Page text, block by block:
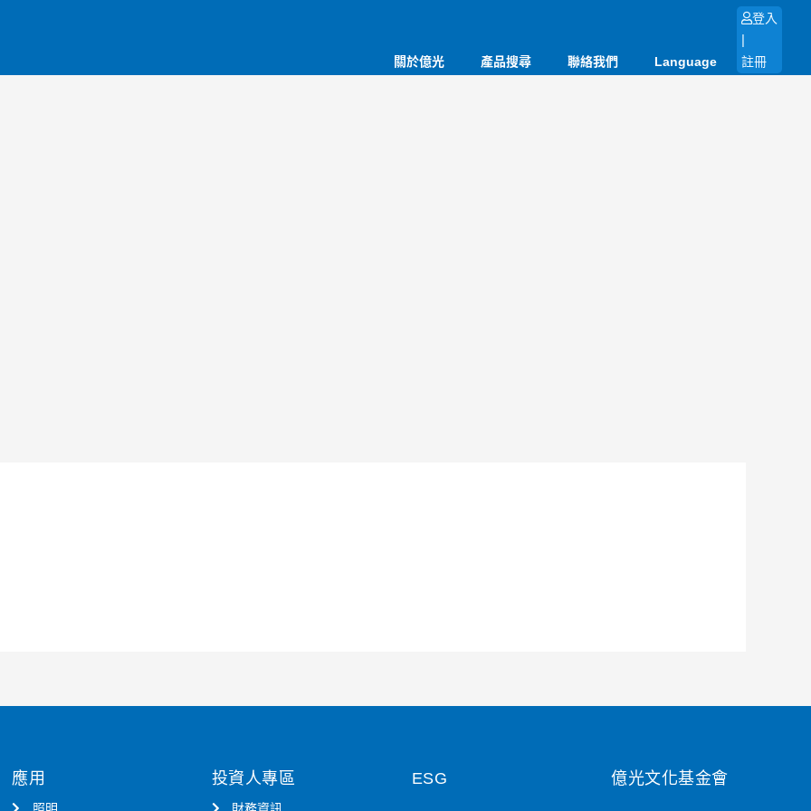
關於億光 產品搜尋 聯絡我們 Language
登入
|
註冊
應用 投資人專區 ESG 億光文化基金會